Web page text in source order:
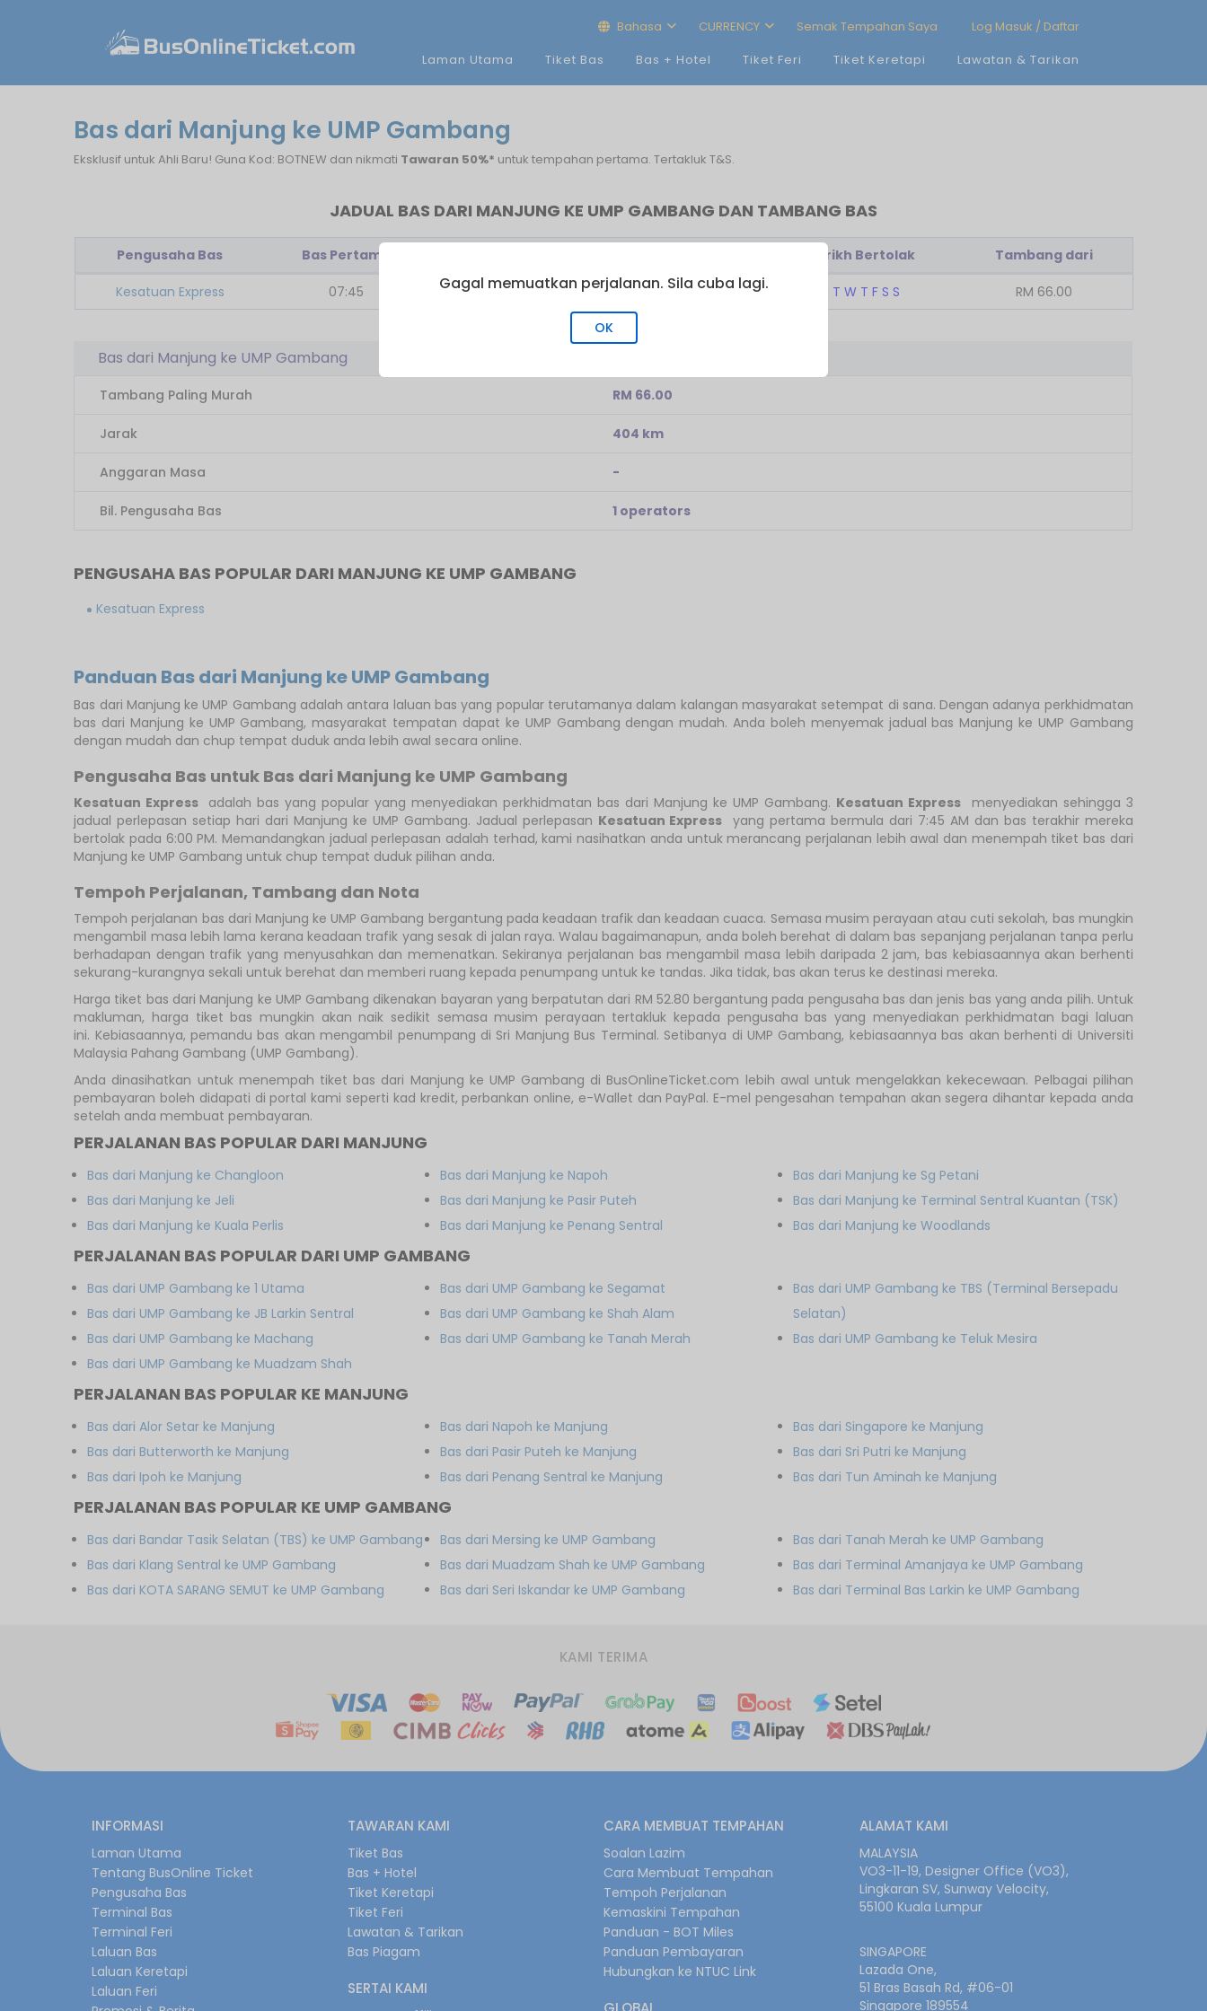
Bahasa CURRENCY Semak Tempahan Saya
Log Masuk / Daftar
Laman Utama
Tiket Bas Bas + Hotel Tiket Feri Tiket Keretapi Lawatan & Tarikan
Bas dari Manjung ke UMP Gambang
Eksklusif untuk Ahli Baru! Guna Kod: BOTNEW dan nikmati Tawaran 50%* untuk tempahan pertama. Tertakluk T&S.
JADUAL BAS DARI MANJUNG KE UMP GAMBANG DAN TAMBANG BAS
Pengusaha Bas Bas Pertama Tarikh Bertolak Tambang dari
Kesatuan Express 07:45 11:15 2 T W T F S S RM 66.00
Bas dari Manjung ke UMP Gambang
Tambang Paling Murah RM 66.00
Jarak 404 km
Anggaran Masa -
Bil. Pengusaha Bas 1 operators
PENGUSAHA BAS POPULAR DARI MANJUNG KE UMP GAMBANG
Kesatuan Express
Panduan Bas dari Manjung ke UMP Gambang
Bas dari Manjung ke UMP Gambang adalah antara laluan bas yang popular terutamanya dalam kalangan masyarakat setempat di sana. Dengan adanya perkhidmatan
bas dari Manjung ke UMP Gambang, masyarakat tempatan dapat ke UMP Gambang dengan mudah. Anda boleh menyemak jadual bas Manjung ke UMP Gambang
dengan mudah dan chup tempat duduk anda lebih awal secara online.
Pengusaha Bas untuk Bas dari Manjung ke UMP Gambang
Kesatuan Express adalah bas yang popular yang menyediakan perkhidmatan bas dari Manjung ke UMP Gambang. Kesatuan Expressmenyediakan sehingga 3
jadual perlepasan setiap hari dari Manjung ke UMP Gambang. Jadual perlepasan Kesatuan Express yang pertama bermula dari 7:45 AM dan bas terakhir mereka
bertolak pada 6:00 PM. Memandangkan jadual perlepasan adalah terhad, kami nasihatkan anda untuk merancang perjalanan lebih awal dan menempah tiket bas dari
Manjung ke UMP Gambang untuk chup tempat duduk pilihan anda.
Tempoh Perjalanan, Tambang dan Nota
Tempoh perjalanan bas dari Manjung ke UMP Gambang bergantung pada keadaan trafik dan keadaan cuaca. Semasa musim perayaan atau cuti sekolah, bas mungkin
mengambil masa lebih lama kerana keadaan trafik yang sesak di jalan raya. Walau bagaimanapun, anda boleh berehat di dalam bas sepanjang perjalanan tanpa perlu
berhadapan dengan trafik yang menyusahkan dan memenatkan. Sekiranya perjalanan bas mengambil masa lebih daripada 2 jam, bas kebiasaannya akan berhenti
sekurang-kurangnya sekali untuk berehat dan memberi ruang kepada penumpang untuk ke tandas. Jika tidak, bas akan terus ke destinasi mereka.
Harga tiket bas dari Manjung ke UMP Gambang dikenakan bayaran yang berpatutan dari RM 52.80 bergantung pada pengusaha bas dan jenis bas yang anda pilih. Untuk
makluman, harga tiket bas mungkin akan naik sedikit semasa musim perayaan tertakluk kepada pengusaha bas yang menyediakan perkhidmatan bagi laluan
ini. Kebiasaannya, pemandu bas akan mengambil penumpang di Sri Manjung Bus Terminal. Setibanya di UMP Gambang, kebiasaannya bas akan berhenti di Universiti
Malaysia Pahang Gambang (UMP Gambang).
Anda dinasihatkan untuk menempah tiket bas dari Manjung ke UMP Gambang di BusOnlineTicket.com lebih awal untuk mengelakkan kekecewaan. Pelbagai pilihan
pembayaran boleh didapati di portal kami seperti kad kredit, perbankan online, e-Wallet dan PayPal. E-mel pengesahan tempahan akan segera dihantar kepada anda
setelah anda membuat pembayaran.
PERJALANAN BAS POPULAR DARI MANJUNG
Bas dari Manjung ke Changloon
Bas dari Manjung ke Jeli
Bas dari Manjung ke Kuala Perlis
Bas dari Manjung ke Napoh
Bas dari Manjung ke Pasir Puteh
Bas dari Manjung ke Penang Sentral
Bas dari Manjung ke Sg Petani
Bas dari Manjung ke Terminal Sentral Kuantan (TSK)
Bas dari Manjung ke Woodlands
PERJALANAN BAS POPULAR DARI UMP GAMBANG
Bas dari UMP Gambang ke 1 Utama
Bas dari UMP Gambang ke JB Larkin Sentral
Bas dari UMP Gambang ke Machang
Bas dari UMP Gambang ke Muadzam Shah
Bas dari UMP Gambang ke Segamat
Bas dari UMP Gambang ke Shah Alam
Bas dari UMP Gambang ke Tanah Merah
Bas dari UMP Gambang ke TBS (Terminal Bersepadu
Selatan)
Bas dari UMP Gambang ke Teluk Mesira
PERJALANAN BAS POPULAR KE MANJUNG
Bas dari Alor Setar ke Manjung
Bas dari Butterworth ke Manjung
Bas dari Ipoh ke Manjung
Bas dari Napoh ke Manjung
Bas dari Pasir Puteh ke Manjung
Bas dari Penang Sentral ke Manjung
Bas dari Singapore ke Manjung
Bas dari Sri Putri ke Manjung
Bas dari Tun Aminah ke Manjung
PERJALANAN BAS POPULAR KE UMP GAMBANG
Bas dari Bandar Tasik Selatan (TBS) ke UMP Gambang
Bas dari Klang Sentral ke UMP Gambang
Bas dari KOTA SARANG SEMUT ke UMP Gambang
Bas dari Mersing ke UMP Gambang
Bas dari Muadzam Shah ke UMP Gambang
Bas dari Seri Iskandar ke UMP Gambang
Bas dari Tanah Merah ke UMP Gambang
Bas dari Terminal Amanjaya ke UMP Gambang
Bas dari Terminal Bas Larkin ke UMP Gambang
KAMI TERIMA
INFORMASI
Laman Utama
Tentang BusOnline Ticket
Pengusaha Bas
Terminal Bas
Terminal Feri
Laluan Bas
Laluan Keretapi
Laluan Feri
TAWARAN KAMI
Tiket Bas
Bas + Hotel
Tiket Keretapi
Tiket Feri
Lawatan & Tarikan
Bas Piagam
SERTAI KAMI
CARA MEMBUAT TEMPAHAN
Soalan Lazim
Cara Membuat Tempahan
Tempoh Perjalanan
Kemaskini Tempahan
Panduan - BOT Miles
Panduan Pembayaran
Hubungkan ke NTUC Link
ALAMAT KAMI
MALAYSIA
VO3-11-19, Designer Office (VO3),
Lingkaran SV, Sunway Velocity,
55100 Kuala Lumpur
SINGAPORE
Lazada One,
51 Bras Basah Rd, #06-01
Singapore 189554
Gagal memuatkan perjalanan. Sila cuba lagi.
OK